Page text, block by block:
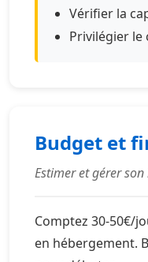
Vérifier la
Privilégier
Budget et
Estimer et gérer
Comptez 30-50€/
en hébergement.